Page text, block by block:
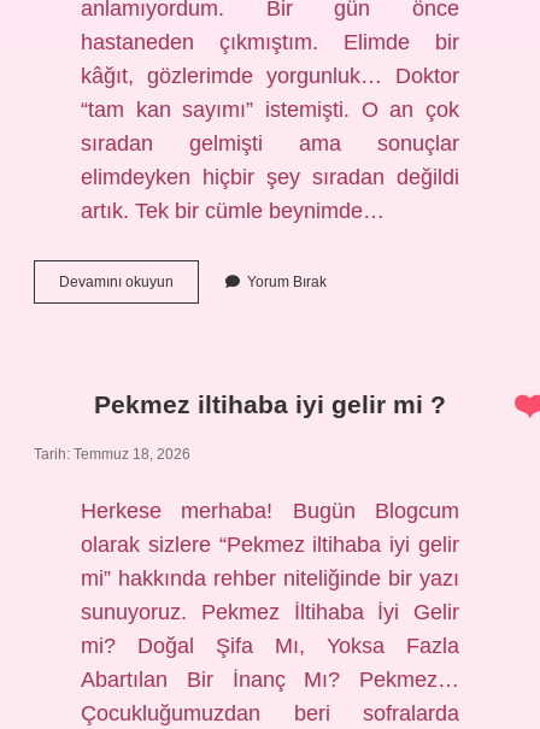
anlamıyordum. Bir gün önce
hastaneden çıkmıştım. Elimde bir
kâğıt, gözlerimde yorgunluk… Doktor
“tam kan sayımı” istemişti. O an çok
sıradan gelmişti ama sonuçlar
elimdeyken hiçbir şey sıradan değildi
artık. Tek bir cümle beynimde…
Devamını okuyun
kan
Yorum Bırak
Pekmez iltihaba iyi gelir mi ?
Tarih: Temmuz 18, 2026
Herkese merhaba! Bugün Blogcum
olarak sizlere “Pekmez iltihaba iyi gelir
mi” hakkında rehber niteliğinde bir yazı
sunuyoruz. Pekmez İltihaba İyi Gelir
mi? Doğal Şifa Mı, Yoksa Fazla
Abartılan Bir İnanç Mı? Pekmez…
Çocukluğumuzdan beri sofralarda